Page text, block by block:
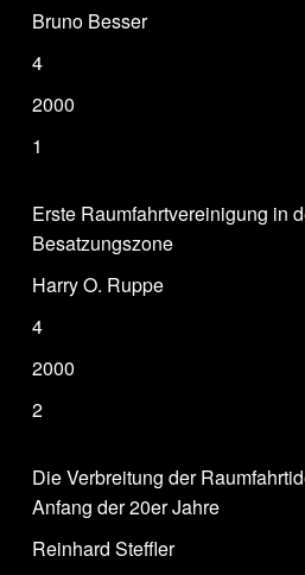
Bruno Besser
4
2000
1
Erste Raumfahrtvereinigung in
Besatzungszone
Harry O. Ruppe
4
2000
2
Die Verbreitung der
Anfang der 20er Jahre
Reinhard Steffler